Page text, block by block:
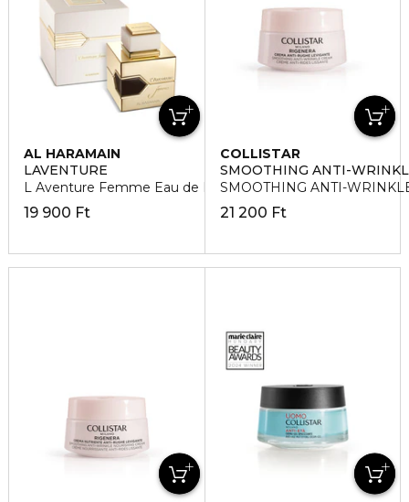
AL HARAMAIN
LAVENTURE
L Aventure Femme Eau de Parfum
19 900 Ft
COLLISTAR
SMOOTHING ANTI-
SMOOTHING ANTI-
21 200 Ft